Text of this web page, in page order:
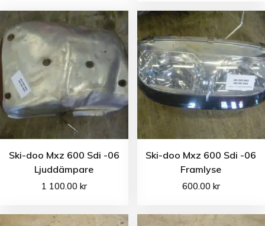
Ski-doo Mxz 600 Sdi -06
Ljuddämpare
1 100.00 kr
Ski-doo Mxz 600 Sdi -06
Framlyse
600.00 kr